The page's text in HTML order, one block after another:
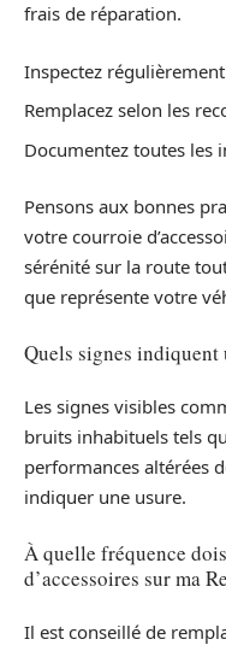
frais de réparation.
Inspectez régulièrement
Remplacez selon les
Documentez toutes les
Pensons aux bonnes
votre courroie
sérénité sur la route
que représente votre
Quels signes indiquent
Les signes visibles
bruits inhabituels tels
performances altérées
indiquer une usure.
À quelle fréquence
d’accessoires sur ma
Il est conseillé de